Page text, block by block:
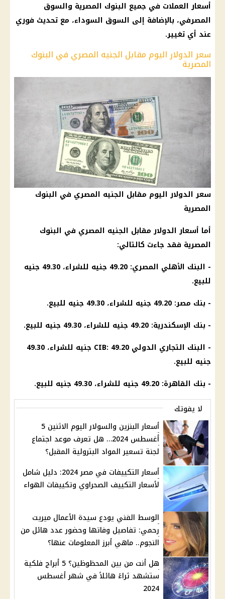
أسعار العملات في جميع البنوك المصرية والسوق
المصرفي، بالإضافة إلى السوق السوداء، مع تحديث فوري
عند أي تغيير.
سعر الدولار اليوم مقابل الجنيه المصري في البنوك
المصرية
سعر الدولار اليوم مقابل الجنيه المصري في البنوك
المصرية
أما أسعار الدولار مقابل الجنيه المصري في البنوك
المصرية فقد جاءت كالتالي:
- البنك الأهلي المصري: 49.20 جنيه للشراء، 49.30 جنيه
للبيع.
- بنك مصر: 49.20 جنيه للشراء، 49.30 جنيه للبيع.
- بنك الإسكندرية: 49.20 جنيه للشراء، 49.30 جنيه للبيع.
- البنك التجاري الدولي CIB: 49.20 جنيه للشراء، 49.30
جنيه للبيع.
- بنك القاهرة: 49.20 جنيه للشراء، 49.30 جنيه للبيع.
لا يفوتك
أسعار البنزين والسولار اليوم الاثنين 5
أغسطس 2024… هل تعرف موعد اجتماع
لجنة تسعير المواد البترولية المقبل؟
أسعار التكييفات في مصر 2024: دليل شامل
لأسعار التكييف الصحراوي وتكييفات الهواء
الوسط الفني يودع سيدة الأعمال ميريت
رحمي: تفاصيل وفاتها وحضور عدد هائل من
النجوم.. ماهي أبرز المعلومات عنها؟
هل أنت من بين المحظوظين؟ 5 أبراج فلكية
ستشهد ثراءً هائلاً في شهر أغسطس
2024